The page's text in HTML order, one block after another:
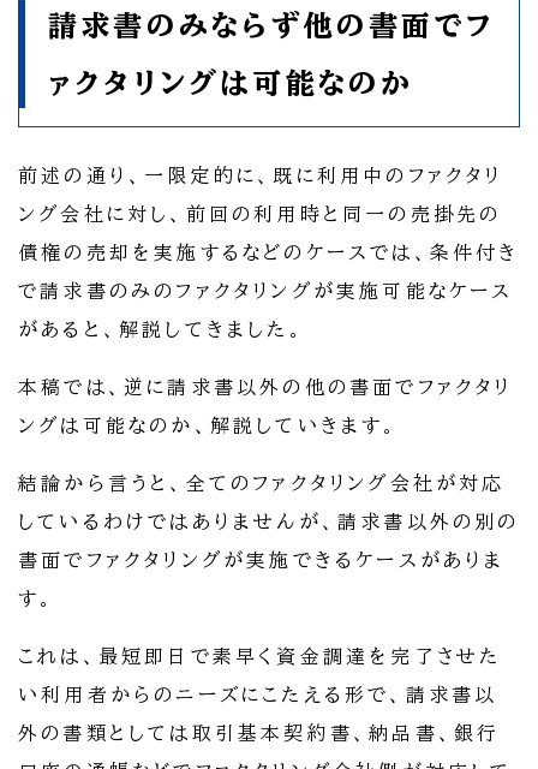
請求書のみならず他の書面でフ
ァクタリングは可能なのか
前述の通り、一限定的に、既に利用中のファクタリ
ング会社に対し、前回の利用時と同一の売掛先の
債権の売却を実施するなどのケースでは、条件付き
で請求書のみのファクタリングが実施可能なケース
があると、解説してきました。
本稿では、逆に請求書以外の他の書面でファクタリ
ングは可能なのか、解説していきます。
結論から言うと、全てのファクタリング会社が対応
しているわけではありませんが、請求書以外の別の
書面でファクタリングが実施できるケースがありま
す。
これは、最短即日で素早く資金調達を完了させた
い利用者からのニーズにこたえる形で、請求書以
外の書類としては取引基本契約書、納品書、銀行